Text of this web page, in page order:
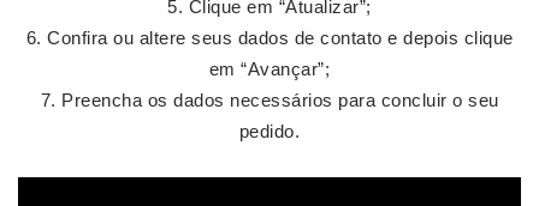
Clique em “Atualizar”;
Confira ou altere seus dados de contato e depois clique
em “Avançar”;
Preencha os dados necessários para concluir o seu
pedido.